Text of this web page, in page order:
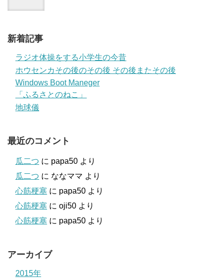
新着記事
ラジオ体操をする小学生の今昔
ホウセンカその後のその後 その後またその後
Windows Boot Maneger
「ふるさとのねこ」
地球儀
最近のコメント
瓜二つ に papa50 より
瓜二つ に ななママ より
心筋梗塞 に papa50 より
心筋梗塞 に oji50 より
心筋梗塞 に papa50 より
アーカイブ
2015年